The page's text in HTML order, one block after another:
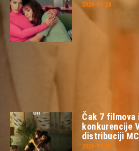
2026-07-26
Čak 7 filmova
konkurencije
distribuciji
2026-07-23